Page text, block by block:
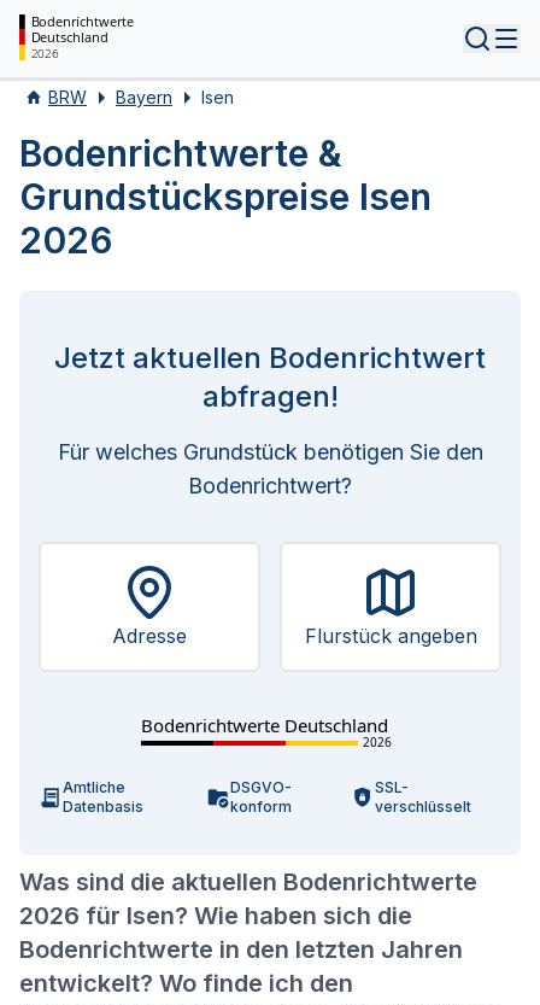
Bodenrichtwerte
Deutschland
2026
BRW Bayern Isen
Bodenrichtwerte &
Grundstückspreise Isen
2026
Was sind die aktuellen Bodenrichtwerte
2026 für Isen? Wie haben sich die
Bodenrichtwerte in den letzten Jahren
entwickelt? Wo finde ich den
Jetzt aktuellen Bodenrichtwert
abfragen!
Für welches Grundstück benötigen Sie den
Bodenrichtwert?
Adresse Flurstück angeben
Bodenrichtwerte Deutschland
2026
Amtliche
Datenbasis
DSGVO-
konform
SSL-
verschlüsselt